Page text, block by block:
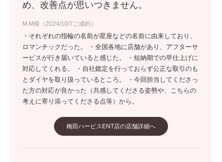
め、改善点が思いつきません。
M.M様（2024/10/7ご成約）
・それぞれの指輪の名前が星座などの名前に由来しており、
ロマンチックだった。 ・全国各地に店舗があり、アフターサ
ービスが行き届いていると感じた。 ・短納期での早仕上げに
対応してくれる。 ・自社鑑定を行っておらず公正な取引のも
とダイヤを取り扱っているところ。 ・今回担当してくださっ
た方の対応が良かった（共感してくださる姿勢や、こちらの
考えに寄り添ってくださる点等）から。
梅田ハービスENT店の店舗詳細へ